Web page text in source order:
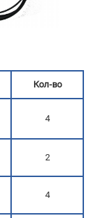
Кол-во
4
2
4